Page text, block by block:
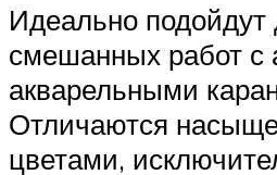
Идеально подойдут
смешанных работ с
акварельными
Отличаются
цветами,